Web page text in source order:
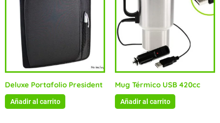
Deluxe Portafolio President
Añadir al carrito
Mug Térmico USB 420cc
Añadir al carrito